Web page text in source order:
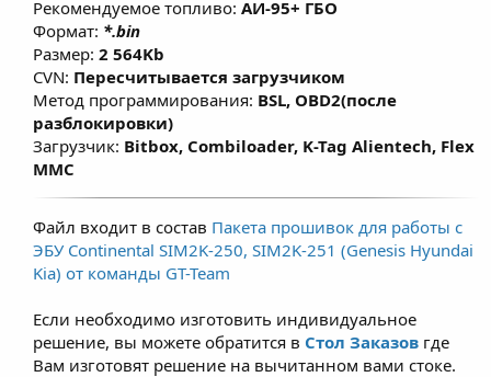
Рекомендуемое топливо: АИ-95+ ГБО
Формат: *.bin
Размер: 2 564Kb
CVN: Пересчитывается загрузчиком
Метод программирования: BSL, OBD2(после
разблокировки)
Загрузчик: Bitbox, Combiloader, K-Tag Alientech, Flex
MMC
Файл входит в состав Пакета прошивок для работы с
ЭБУ Continental SIM2K-250, SIM2K-251 (Genesis Hyundai
Kia) от команды GT-Team
Если необходимо изготовить индивидуальное
решение, вы можете обратится в Стол Заказов где
Вам изготовят решение на вычитанном вами стоке.​